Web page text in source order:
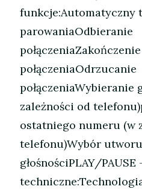
funkcje:Automatyczny
parowaniaOdbieranie
połączeniaZakończenie
połączeniaOdrzucanie
połączeniaWybieranie
zależności od
ostatniego numeru (w
telefonu)Wybór
głośnościPLAY/